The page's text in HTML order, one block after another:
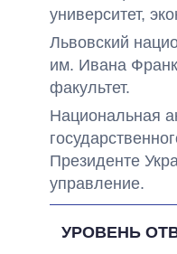
университет,
Львовский
им. Ивана
факультет.
Национальная
Президенте
управление.
УРОВЕНЬ